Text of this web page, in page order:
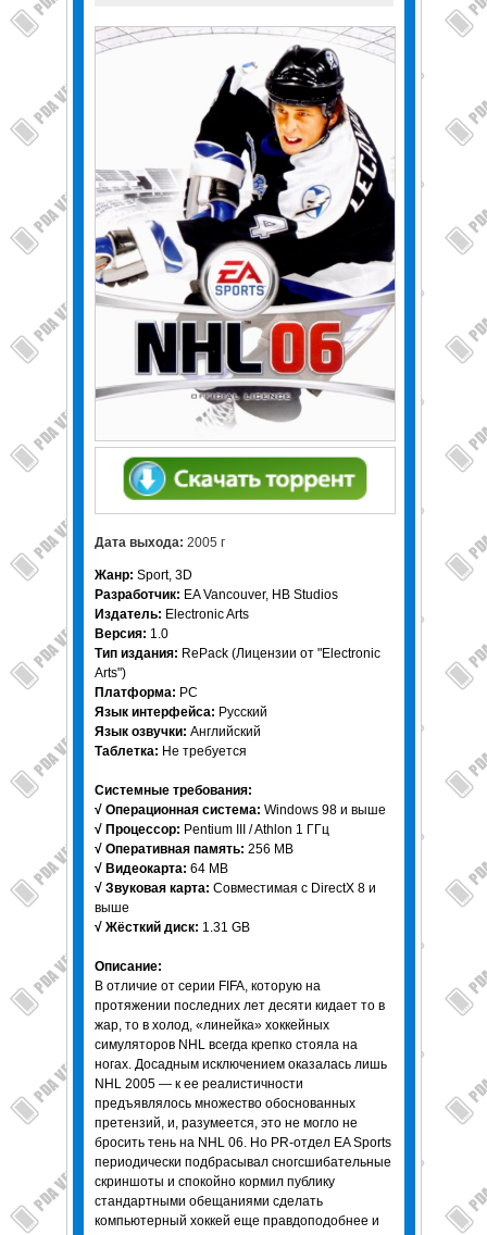
Дата выхода: 2005 г
Жанр: Sport, 3D
Разработчик: EA Vancouver, HB Studios
Издатель: Electronic Arts
Версия: 1.0
Тип издания: RePack (Лицензии от "Electronic
Arts")
Платформа: PC
Язык интерфейса: Русский
Язык озвучки: Английский
Таблетка: Не требуется
Системные требования:
√ Операционная система: Windows 98 и выше
√ Процессор: Pentium III / Athlon 1 ГГц
√ Оперативная память: 256 MB
√ Видеокарта: 64 MB
√ Звуковая карта: Совместимая с DirectX 8 и
выше
√ Жёсткий диск: 1.31 GB
Описание:
В отличие от серии FIFA, которую на
протяжении последних лет десяти кидает то в
жар, то в холод, «линейка» хоккейных
симуляторов NHL всегда крепко стояла на
ногах. Досадным исключением оказалась лишь
NHL 2005 — к ее реалистичности
предъявлялось множество обоснованных
претензий, и, разумеется, это не могло не
бросить тень на NHL 06. Но PR-отдел EA Sports
периодически подбрасывал сногсшибательные
скриншоты и спокойно кормил публику
стандартными обещаниями сделать
компьютерный хоккей еще правдоподобнее и